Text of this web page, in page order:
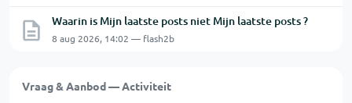
Waarin is Mijn laatste posts niet Mijn laatste posts ?
8 aug 2026, 14:02 — flash2b
Vraag & Aanbod — Activiteit